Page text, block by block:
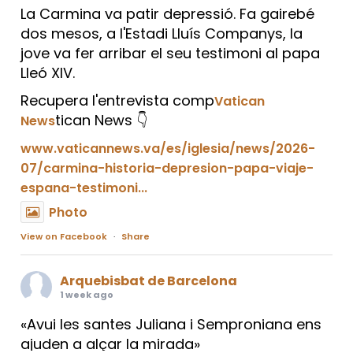
La Carmina va patir depressió. Fa gairebé
dos mesos, a l'Estadi Lluís Companys, la
jove va fer arribar el seu testimoni al papa
Lleó XIV.
Recupera l'entrevista compVatican
Newstican News 👇
www.vaticannews.va/es/iglesia/news/2026-
07/carmina-historia-depresion-papa-viaje-
espana-testimoni...
Photo
View on Facebook · Share
Arquebisbat de Barcelona
1 week ago
«Avui les santes Juliana i Semproniana ens
ajuden a alçar la mirada»